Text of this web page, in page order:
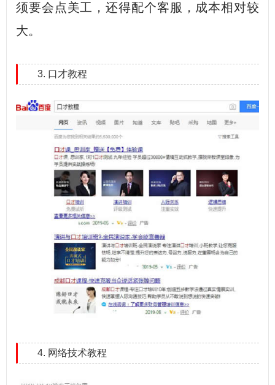
须要会点美工，还得配个客服，成本相对较
大。
3. 口才教程
4. 网络技术教程